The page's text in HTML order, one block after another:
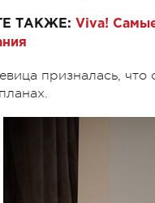
ТАКЖЕ: Viva!
призналась,